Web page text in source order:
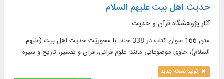
حدیث اهل بیت علیهم السلام
آثار پژوهشگاه قرآن و حدیث
متن 166 عنوان کتاب در 338 جلد، با محوریّت حدیث اهل بیت (علیهم
السلام)، حاوی موضوعاتی مانند: علوم قرآنی، قرآن و تفسیر، تاریخ و سیره
معصومان (علیهم السلام)، کلام و ...
تولید نسخه جدید